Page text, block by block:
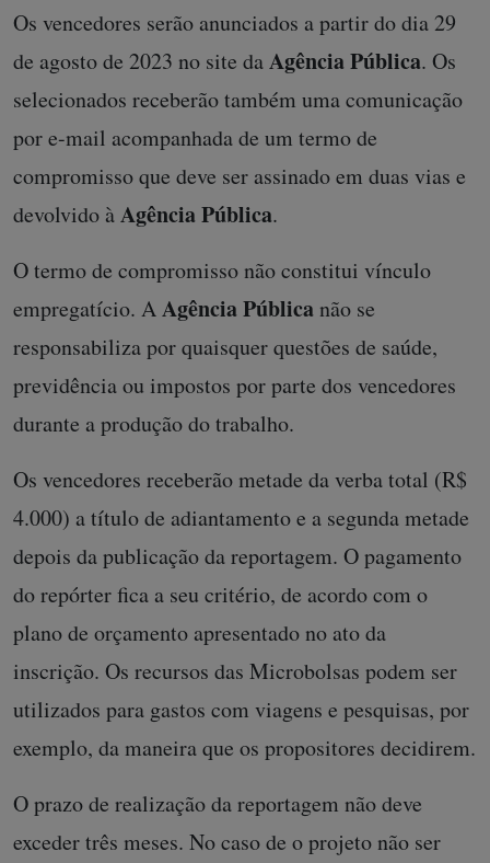
Os vencedores serão anunciados a partir do dia 29
de agosto de 2023 no site daAgência Pública. Os
selecionados receberão também uma comunicação
por e-mail acompanhada de um termo de
compromisso que deve ser assinado em duas vias e
devolvido àAgência Pública.
O termo de compromisso não constitui vínculo
empregatício. AAgência Públicanão se
responsabiliza por quaisquer questões de saúde,
previdência ou impostos por parte dos vencedores
durante a produção do trabalho.
Os vencedores receberão metade da verba total (R$
4.000) a título de adiantamento e a segunda metade
depois da publicação da reportagem. O pagamento
do repórter fica a seu critério, de acordo com o
plano de orçamento apresentado no ato da
inscrição. Os recursos das Microbolsas podem ser
utilizados para gastos com viagens e pesquisas, por
exemplo, da maneira que os propositores decidirem.
O prazo de realização da reportagem não deve
exceder três meses. No caso de o projeto não ser